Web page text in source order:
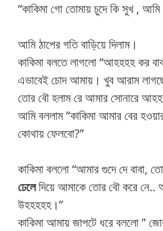
“কাকিমা গো তোমায় চুদে কি সুখ ,
আমি ঠাপের গতি বাড়িয়ে দিলাম।
কাকিমা বলতে লাগলো “আহহহহ কর
এভাবেই চোদ আমায়। খুব আরাম
তোর বৌ হলাম রে আমার সোনারে
আমি বললাম ”কাকিমা আমার বের
কোথায় ফেলবো?”
কাকিমা বললো “আমার গুদে দে বাবা,
ঢেলেদিয়ে আমাকে তোর বৌ করে
উহহহহহ।”
কাকিমা আমায় জাপটে ধরে বললো ”